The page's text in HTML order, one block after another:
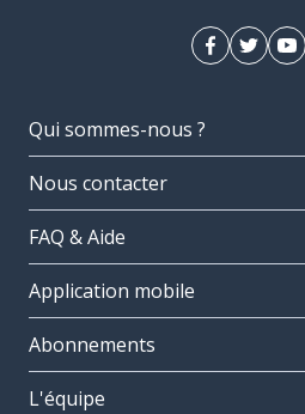
Qui sommes-nous ?
Nous contacter
FAQ & Aide
Application mobile
Abonnements
L'équipe